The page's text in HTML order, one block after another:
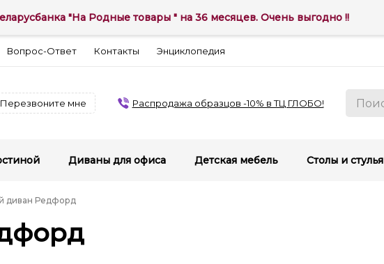
Вопрос-Ответ Контакты Энциклопедия
Перезвоните мне Распродажа образцов -10% в ТЦ ГЛОБО!
Диваны для офиса Детская мебель Столы и стулья
диван Редфорд
"На Родные товары " на 36 месяцев. Очень выгодно !!